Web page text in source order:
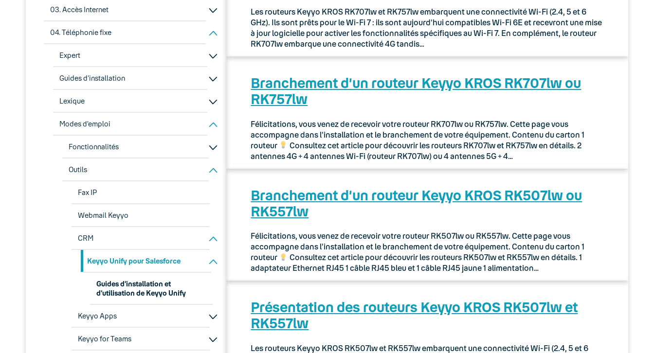
03. Accès Internet
04. Téléphonie fixe
Expert
Guides d’installation
Lexique
Modes d’emploi
Fonctionnalités
Outils
Fax IP
Webmail Keyyo
CRM
Keyyo Unify pour Salesforce
Guides d’installation et
d’utilisation de Keyyo Unify
Keyyo Apps
Keyyo for Teams
Les routeurs Keyyo KROS RK707lw et RK757lw embarquent une connectivité Wi-Fi (2.4, 5 et 6
GHz). Ils sont prêts pour le Wi-Fi 7 : ils sont aujourd’hui compatibles Wi-Fi 6E et recevront une mise
à jour logicielle pour activer les fonctionnalités spécifiques au Wi-Fi 7. En complément, le routeur
RK707lw embarque une connectivité 4G tandis…
Branchement d’un routeur Keyyo KROS RK707lw ou
RK757lw
Félicitations, vous venez de recevoir votre routeur RK707lw ou RK757lw. Cette page vous
accompagne dans l’installation et le branchement de votre équipement. Contenu du carton 1
routeur
Consultez cet article pour découvrir les routeurs RK707lw et RK757lw en détails. 2
antennes 4G + 4 antennes Wi-Fi (routeur RK707lw) ou 4 antennes 5G + 4…
Branchement d’un routeur Keyyo KROS RK507lw ou
RK557lw
Félicitations, vous venez de recevoir votre routeur RK507lw ou RK557lw. Cette page vous
accompagne dans l’installation et le branchement de votre équipement. Contenu du carton 1
routeur
Consultez cet article pour découvrir les routeurs RK507lw et RK557lw en détails. 1
adaptateur Ethernet RJ45 1 câble RJ45 bleu et 1 câble RJ45 jaune 1 alimentation…
Présentation des routeurs Keyyo KROS RK507lw et
RK557lw
Les routeurs Keyyo KROS RK507lw et RK557lw embarquent une connectivité Wi-Fi (2.4, 5 et 6